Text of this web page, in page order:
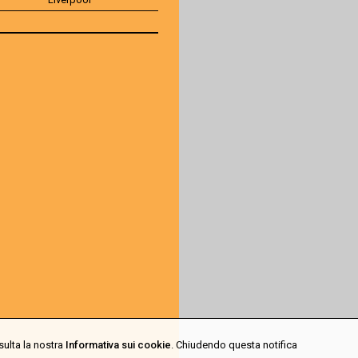
la nostra Informativa sui cookie. Chiudendo questa notifica